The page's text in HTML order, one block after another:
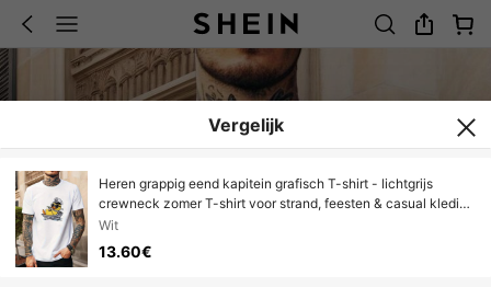
Vergelijk
Heren grappig eend kapitein grafisch T-shirt - lichtgrijs
crewneck zomer T-shirt voor strand, feesten & casual kleding
- zacht ademend shirt met zeeman eend ontwerp - ideaal
cadeau voor piraten- & animatiefans, nautisch thema kleding,
casual stijl T-shirt, comfortabele pasvorm
Wit
13.60€